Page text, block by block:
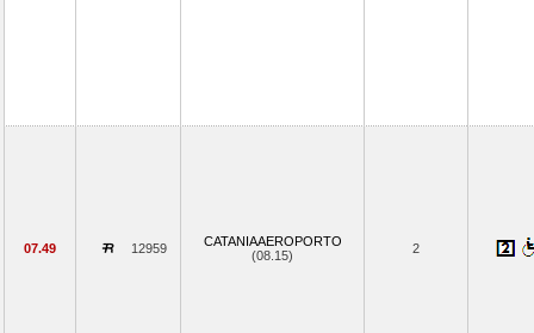
07.49 12959
CATANIAAEROPORTO
(08.15)
2